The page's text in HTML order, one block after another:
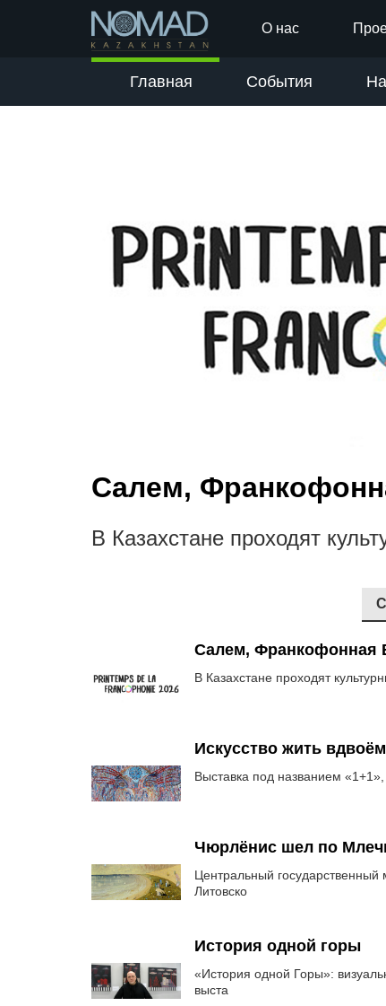
О нас
Главная События
Салем,
В Казахстане проходят
Салем, Франкофонная
В Казахстане проходят
Искусство жить вдвоём
Выставка под названием
Чюрлёнис шел по
Центральный государственный
Литовско
История одной горы
«История одной Горы»:
выста